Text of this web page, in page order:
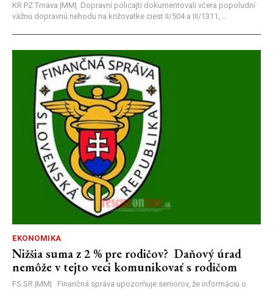
KR PZ Trnava |MM| Dopravní policajti dokumentovali včera popoludní
vážnu dopravnú nehodu na križovatke ciest II/504 a III/1311,...
EKONOMIKA
Nižšia suma z 2 % pre rodičov? Daňový úrad
nemôže v tejto veci komunikovať s rodičom
FS SR |MM| Finančná správa upozorňuje seniorov, že informáciu o